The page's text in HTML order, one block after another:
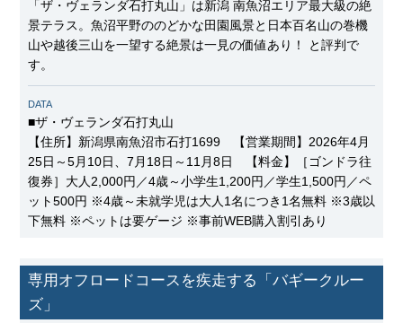
「ザ・ヴェランダ石打丸山」は新潟 南魚沼エリア最大級の絶
景テラス。魚沼平野ののどかな田園風景と日本百名山の巻機
山や越後三山を一望する絶景は一見の価値あり！ と評判で
す。
DATA
■ザ・ヴェランダ石打丸山
【住所】新潟県南魚沼市石打1699 【営業期間】2026年4月
25日～5月10日、7月18日～11月8日 【料金】［ゴンドラ往
復券］大人2,000円／4歳～小学生1,200円／学生1,500円／ペ
ット500円 ※4歳～未就学児は大人1名につき1名無料 ※3歳以
下無料 ※ペットは要ゲージ ※事前WEB購入割引あり
専用オフロードコースを疾走する「バギークルー
ズ」